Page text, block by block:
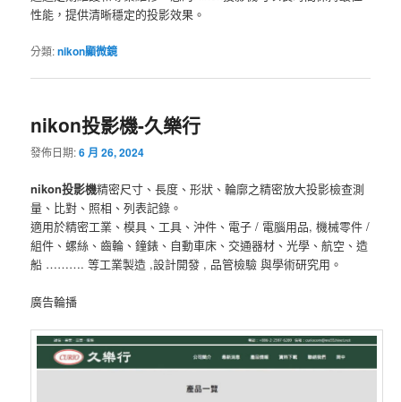
性能，提供清晰穩定的投影效果。
分類:nikon顯微鏡
nikon投影機-久樂行
發佈日期:6 月 26, 2024
nikon投影機精密尺寸、長度、形狀、輪廓之精密放大投影檢查測
量、比對、照相、列表記錄。
適用於精密工業、模具、工具、沖件、電子 / 電腦用品, 機械零件 /
組件、螺絲、齒輪、鐘錶、自動車床、交通器材、光學、航空、造
船 ………. 等工業製造 ,設計開發 , 品管檢驗 與學術研究用。
廣告輪播